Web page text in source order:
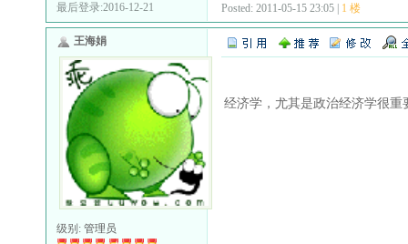
最后登录:2016-12-21
Posted: 2011-05-15 23:05 | 1 楼
王海娟
级别: 管理员
经济学，尤其是政治经济学很